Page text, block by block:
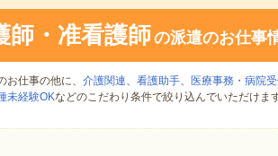
師・准看護師の派遣のお仕事
仕事の他に、 介護関連、 看護助手、 医療事務・病院
未経験OKなどのこだわり条件で絞り込んでいただけま